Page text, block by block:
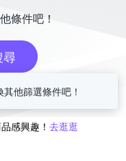
條件吧！
尋
感興趣！ 去逛逛
他篩選條件吧！